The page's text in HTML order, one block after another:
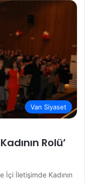
Van Siyaset
Rolü’
İçi İletişimde Kadının